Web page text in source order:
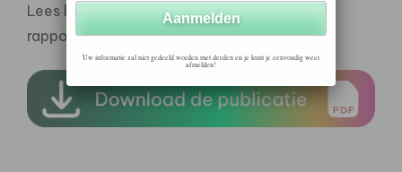
Lees het volledige nieuwsbericht over dit
rapportop de Engelse website.
Uw informatie zal niet gedeeld worden met derden en je kunt je eenvoudig weer
afmelden!